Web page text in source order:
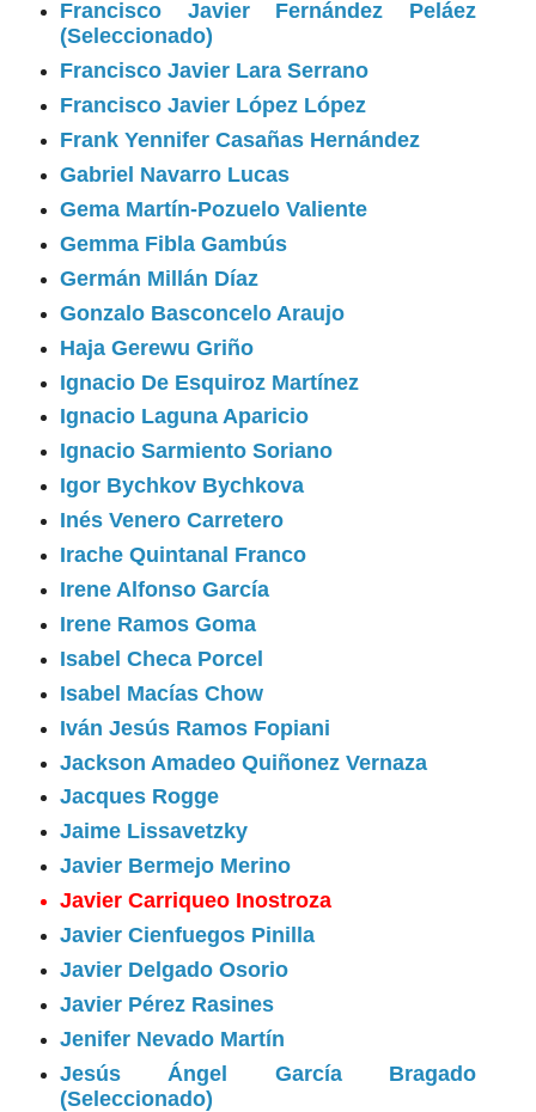
Francisco Javier Fernández Peláez
(Seleccionado)
Francisco Javier Lara Serrano
Francisco Javier López López
Frank Yennifer Casañas Hernández
Gabriel Navarro Lucas
Gema Martín-Pozuelo Valiente
Gemma Fibla Gambús
Germán Millán Díaz
Gonzalo Basconcelo Araujo
Haja Gerewu Griño
Ignacio De Esquiroz Martínez
Ignacio Laguna Aparicio
Ignacio Sarmiento Soriano
Igor Bychkov Bychkova
Inés Venero Carretero
Irache Quintanal Franco
Irene Alfonso García
Irene Ramos Goma
Isabel Checa Porcel
Isabel Macías Chow
Iván Jesús Ramos Fopiani
Jackson Amadeo Quiñonez Vernaza
Jacques Rogge
Jaime Lissavetzky
Javier Bermejo Merino
Javier Carriqueo Inostroza
Javier Cienfuegos Pinilla
Javier Delgado Osorio
Javier Pérez Rasines
Jenifer Nevado Martín
Jesús Ángel García Bragado
(Seleccionado)